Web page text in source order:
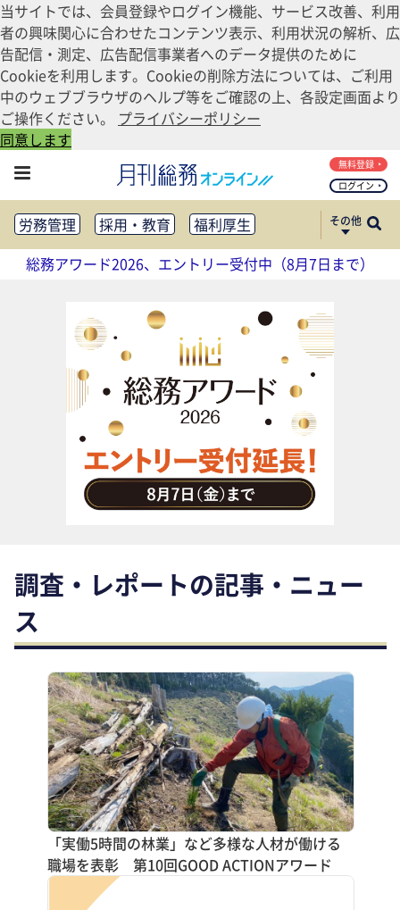
当サイトでは、会員登録やログイン機能、サービス改善、利用
者の興味関心に合わせたコンテンツ表示、利用状況の解析、広
告配信・測定、広告配信事業者へのデータ提供のために
Cookieを利用します。Cookieの削除方法については、ご利用
中のウェブブラウザのヘルプ等をご確認の上、各設定画面より
ご操作ください。 プライバシーポリシー
同意します
ログイン
無料登録
労務管理 採用・教育
福利厚生
健康経営
働き方改革
法務・コンプライアンス
リスクマネジメント・BCP
社外・社内広報
社外・社内コミュニケーション活性化
FM・オフィス移転
CSR・SDGs
テクノロジー活用・DX
助成金・補助金・コスト削減
アウトソーシング・BPO
調査・レポート
その他
総務アワード2026、エントリー受付中（8月7日まで）
調査・レポートの記事・ニュー
ス
「実働5時間の林業」など多様な人材が働ける
職場を表彰 第10回GOOD ACTIONアワード